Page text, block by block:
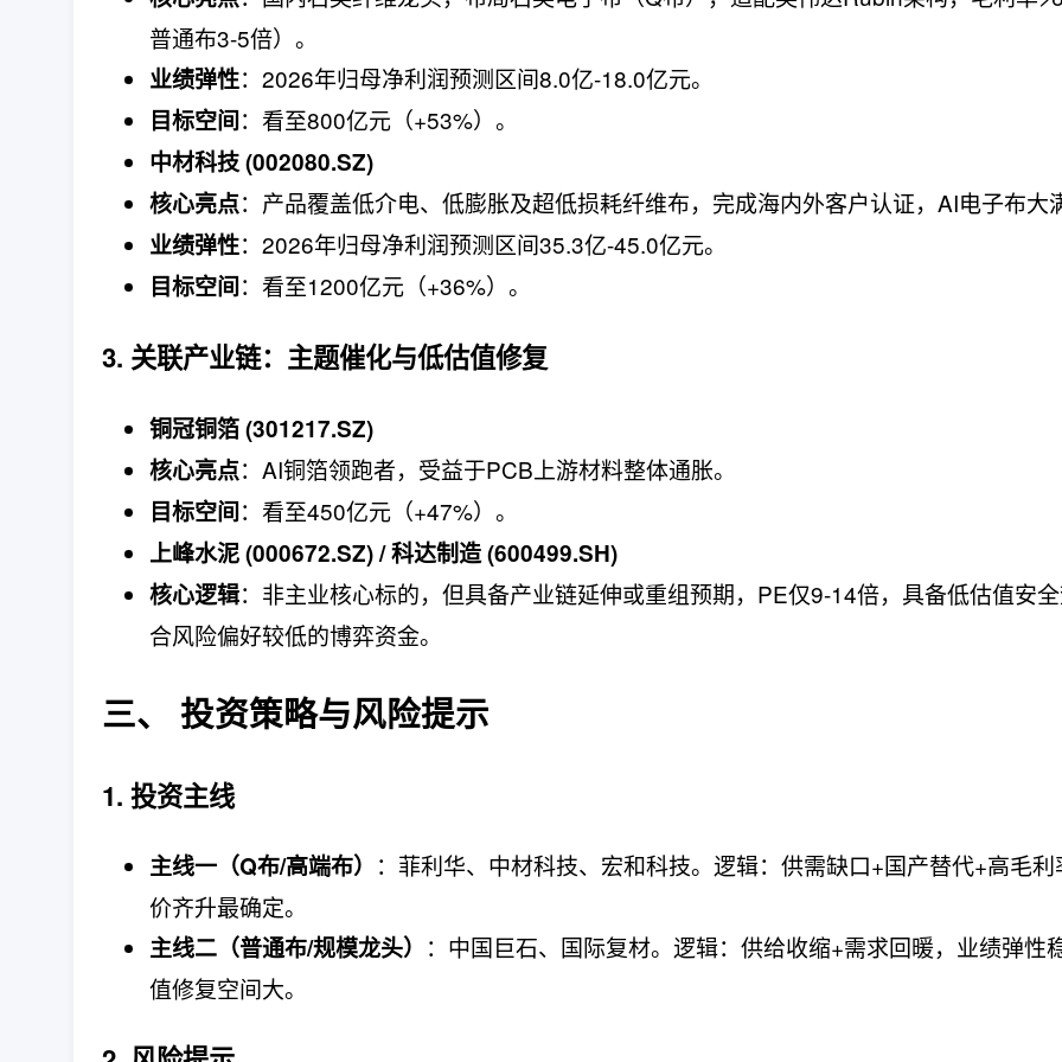
普通布3-5倍）。
业绩弹性：2026年归母净利润预测区间8.0亿-18.0亿元。
目标空间：看至800亿元（+53%）。
中材科技 (002080.SZ)
核心亮点：产品覆盖低介电、低膨胀及超低损耗纤维布，完成海内外客户认证，AI电子布大
业绩弹性：2026年归母净利润预测区间35.3亿-45.0亿元。
目标空间：看至1200亿元（+36%）。
3. 关联产业链：主题催化与低估值修复
铜冠铜箔 (301217.SZ)
核心亮点：AI铜箔领跑者，受益于PCB上游材料整体通胀。
目标空间：看至450亿元（+47%）。
上峰水泥 (000672.SZ) / 科达制造 (600499.SH)
核心逻辑：非主业核心标的，但具备产业链延伸或重组预期，PE仅9-14倍，具备低估值安
合风险偏好较低的博弈资金。
三、 投资策略与风险提示
1. 投资主线
主线一（Q布/高端布） ：菲利华、中材科技、宏和科技。逻辑：供需缺口+国产替代+高毛
价齐升最确定。
主线二（普通布/规模龙头） ：中国巨石、国际复材。逻辑：供给收缩+需求回暖，业绩弹性
值修复空间大。